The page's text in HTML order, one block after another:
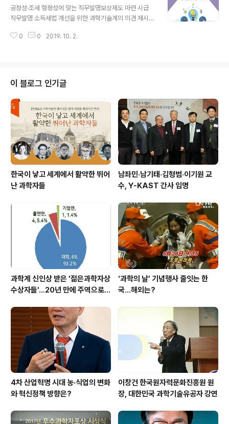
명 시대 농·식업 혁신정책 방향에 대한 제언’을 주제로 ‘한
림원의 목소리 제81호’를 공표했다. 이번 한림원의 목소리
자동화에 의한 생산성 향상에 초점을 두고 스마트팜 보급
공정성·조세 형평성에 맞는 직무발명보상제도 마련 시급
직무발명 소득세법 개선을 위한 과학기술계의 의견 제시
구자의 발명의욕을 저하시키고 있다는 불만이 현장에서 제
자’라는 제목으로 ‘한림원의 목소리 제80호’를 공표했다.
이번 한림원의 목소리에서는 직무발명보상금을 근로소득
으로 규정해 종합과세하고 있는 현행 소득세법의 부작용을
지적하고 △공평과세 △고용관계 △소득의 성격 △비과
세 한도 △소득세법 개정 등의 측면에서 개선방안을 제시
했다. 세부사항으로는 △근무지속여부와 관계없이 기타소
득세로 과세 △..
0 0 2019. 10. 2.
이 블로그 인기글
한국이 낳고 세계에서 활약한 뛰어
난 과학자들
남좌민·남기태·김형범·이기원 교
수, Y-KAST 간사 임명
과학계 신인상 받은 '젊은과학자상
수상자들'…20년 만에 주역으로
‘과학의 날’ 기념행사 줄잇는 한
국…해외는?
4차 산업혁명 시대 농·식업의 변화
와 혁신정책 방향은?
이창건 한국원자력문화진흥원 원
장, 대한민국 과학기술유공자 강연